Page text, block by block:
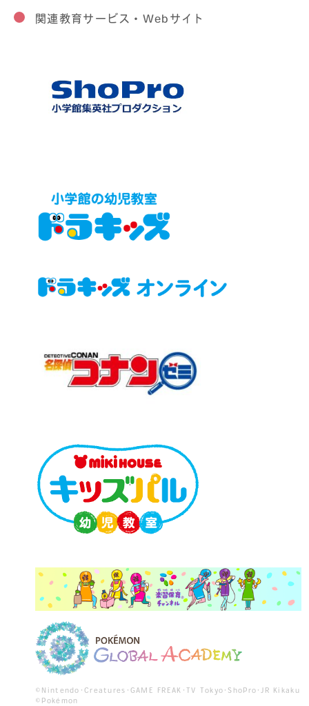
関連教育サービス・Webサイト
©Nintendo･Creatures･GAME FREAK･TV Tokyo･ShoPro･JR Kikaku
©Pokémon